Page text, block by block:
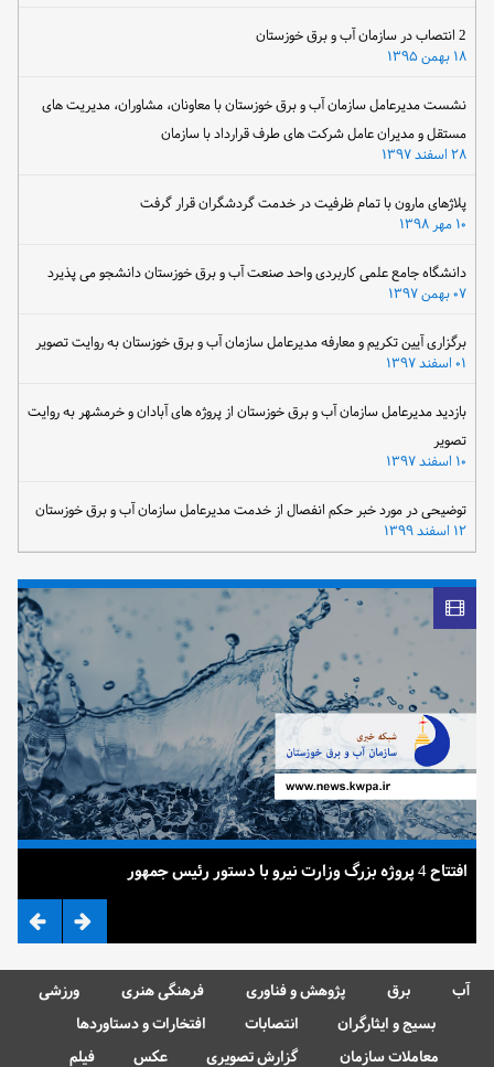
۱۸ بهمن ۱۳۹۵
نشست مدیرعامل سازمان آب و برق خوزستان با معاونان، مشاوران، مدیریت های
مستقل و مدیران عامل شرکت های طرف قرارداد با سازمان
۲۸ اسفند ۱۳۹۷
پلاژهای مارون با تمام ظرفیت در خدمت گردشگران قرار گرفت
دانشگاه جامع علمی کاربردی واحد صنعت آب و برق خوزستان دانشجو می پذیرد
۰۷ بهمن ۱۳۹۷
برگزاری آیین تکریم و معارفه مدیرعامل سازمان آب و برق خوزستان به روایت تصویر
بازدید مدیرعامل سازمان آب و برق خوزستان از پروژه های آبادان و خرمشهر به روایت
تصویر
توضیحی در مورد خبر حکم انفصال از خدمت مدیرعامل سازمان آب و برق خوزستان
۱۲ اسفند ۱۳۹۹
افتتاح 4 پروژه بزرگ وزارت نیرو با دستور رئیس جمهور
آب برق پژوهش و فناوری فرهنگی هنری
ورزشی
بسیج و ایثارگران
انتصابات
افتخارات و دستاوردها
معاملات سازمان
گزارش تصویری عکس فیلم